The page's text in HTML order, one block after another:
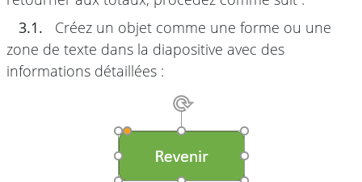
3.1.
Créez un objet comme une forme ou une
zone de texte dans la diapositive avec des
informations détaillées :